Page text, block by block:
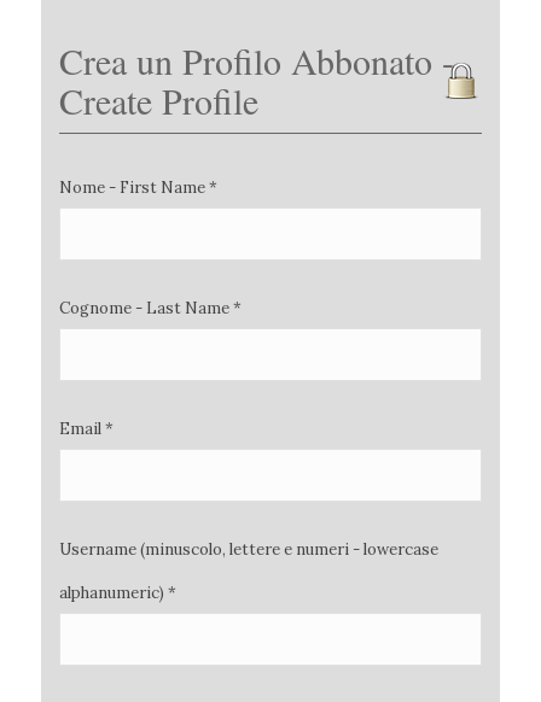
Crea un Profilo Abbonato -
Create Profile
Nome - First Name *
Cognome - Last Name *
Email *
Username (minuscolo, lettere e numeri - lowercase
alphanumeric) *